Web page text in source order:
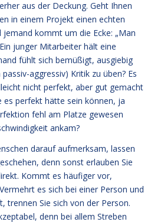
aus der Deckung. Geht Ihnen
in einem Projekt einen echten
kommt um die Ecke: „Man
junger Mitarbeiter hält eine
fühlt sich bemüßigt, ausgiebig
aggressiv) Kritik zu üben? Es
nicht perfekt, aber gut gemacht
es perfekt hätte sein können, ja
fehl am Platze gewesen
ankam?
darauf aufmerksam, lassen
denn sonst erlauben Sie
Kommt es häufiger vor,
es sich bei einer Person und
trennen Sie sich von der Person.
denn bei allem Streben